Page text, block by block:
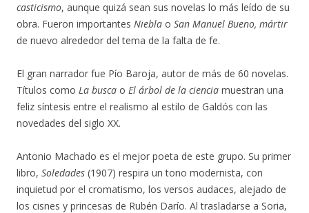
casticismo, aunque quizá sean sus novelas lo más leído de su
obra. Fueron importantes Niebla o San Manuel Bueno, mártir
de nuevo alrededor del tema de la falta de fe.
El gran narrador fue Pío Baroja, autor de más de 60 novelas.
Títulos como La busca o El árbol de la ciencia muestran una
feliz síntesis entre el realismo al estilo de Galdós con las
novedades del siglo XX.
Antonio Machado es el mejor poeta de este grupo. Su primer
libro, Soledades (1907) respira un tono modernista, con
inquietud por el cromatismo, los versos audaces, alejado de
los cisnes y princesas de Rubén Darío. Al trasladarse a Soria,